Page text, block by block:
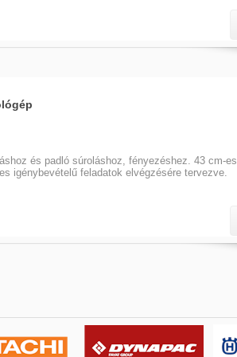
és padló súroláshoz, fényezéshez. 43 cm-es
igénybevételű feladatok elvégzésére tervezve.